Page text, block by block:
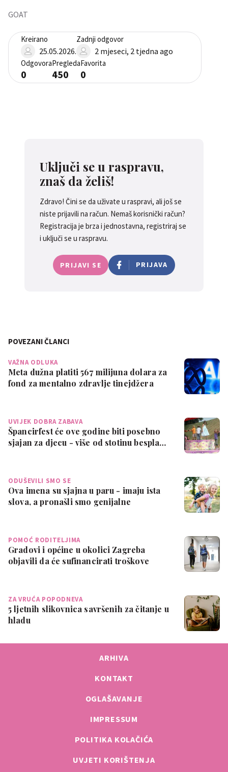
Kreirano
25.05.2026.
Zadnji odgovor
2 mjeseci, 2 tjedna ago
Odgovora
0
Pregleda
450
Favorita
0
GOAT
Uključi se u raspravu,
znaš da želiš!
Zdravo! Čini se da uživate u raspravi, ali još se
niste prijavili na račun. Nemaš korisnički račun?
Registracija je brza i jednostavna, registriraj se
i uključi se u raspravu.
PRIJAVI SE PRIJAVA
POVEZANI ČLANCI
VAŽNA ODLUKA
Meta dužna platiti 567 milijuna dolara za
fond za mentalno zdravlje tinejdžera
UVIJEK DOBRA ZABAVA
Špancirfest će ove godine biti posebno
sjajan za djecu - više od stotinu bespla…
ODUŠEVILI SMO SE
Ova imena su sjajna u paru - imaju ista
slova, a pronašli smo genijalne
POMOĆ RODITELJIMA
Gradovi i općine u okolici Zagreba
objavili da će sufinancirati troškove
ZA VRUĆA POPODNEVA
5 ljetnih slikovnica savršenih za čitanje u
hladu
ARHIVA
KONTAKT
OGLAŠAVANJE
IMPRESSUM
POLITIKA KOLAČIĆA
UVJETI KORIŠTENJA